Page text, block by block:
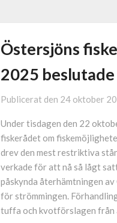
Östersjöns
2025 beslutade
Publicerat den 24 oktober
Under tisdagen den 22
fiskerådet om
drev den mest restriktiva
verkade för att nå så lågt
påskynda återhämtningen
för strömmingen.
tuffa och kvotförslagen från